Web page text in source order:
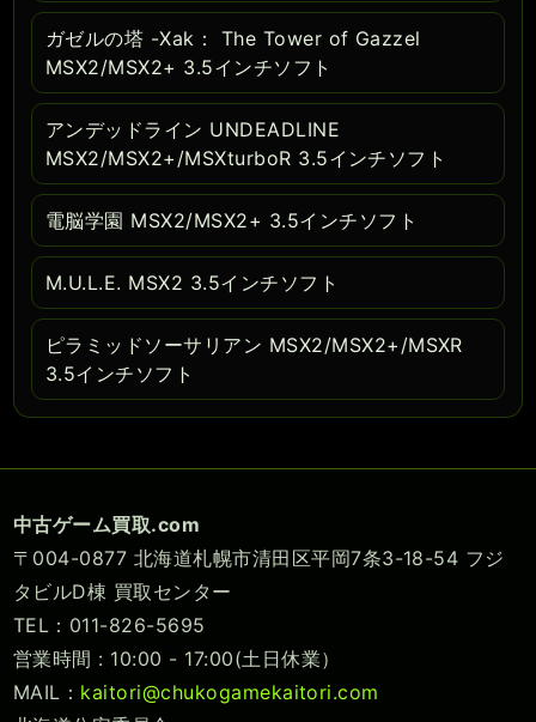
ガゼルの塔 -Xak： The Tower of Gazzel
MSX2/MSX2+ 3.5インチソフト
アンデッドライン UNDEADLINE
MSX2/MSX2+/MSXturboR 3.5インチソフト
電脳学園 MSX2/MSX2+ 3.5インチソフト
M.U.L.E. MSX2 3.5インチソフト
ピラミッドソーサリアン MSX2/MSX2+/MSXR
3.5インチソフト
中古ゲーム買取.com
〒004-0877 北海道札幌市清田区平岡7条3-18-54 フジ
タビルD棟 買取センター
TEL：011-826-5695
営業時間 : 10:00 - 17:00(土日休業）
MAIL： kaitori@chukogamekaitori.com